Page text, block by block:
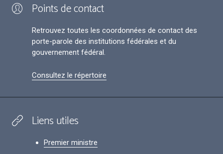
Points de contact
Retrouvez toutes les coordonnées de contact des
porte-parole des institutions fédérales et du
gouvernement fédéral.
Consultez le répertoire
Liens utiles
Premier ministre